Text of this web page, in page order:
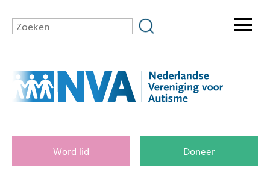
Word lid Doneer